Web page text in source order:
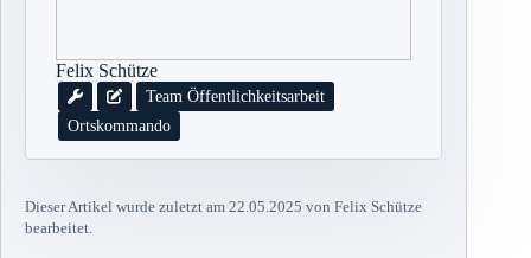
Felix Schütze
Team Öffentlichkeitsarbeit
Ortskommando
Dieser Artikel wurde zuletzt am 22.05.2025 von Felix Schütze
bearbeitet.